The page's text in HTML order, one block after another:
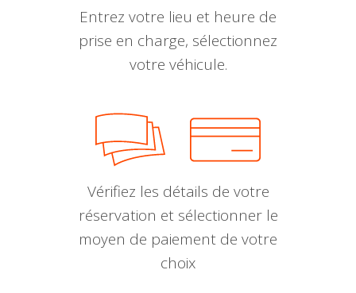
Entrez votre lieu et heure de
prise en charge, sélectionnez
votre véhicule.
Vérifiez les détails de votre
réservation et sélectionner le
moyen de paiement de votre
choix